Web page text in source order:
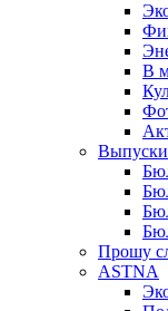
В
Выпуски
Прошу
ASTNA